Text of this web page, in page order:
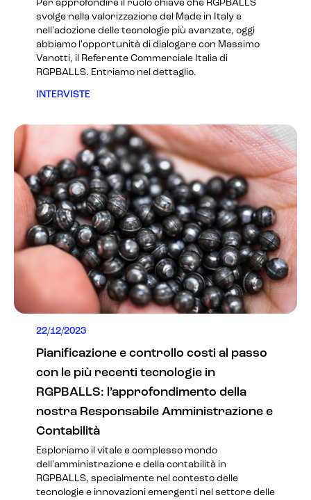
Per approfondire il ruolo chiave che RGPBALLS
svolge nella valorizzazione del Made in Italy e
nell'adozione delle tecnologie più avanzate, oggi
abbiamo l'opportunità di dialogare con Massimo
Vanotti, il Referente Commerciale Italia di
RGPBALLS. Entriamo nel dettaglio.
INTERVISTE
22/12/2023
Pianificazione e controllo costi al passo
con le più recenti tecnologie in
RGPBALLS: l’approfondimento della
nostra Responsabile Amministrazione e
Contabilità
Esploriamo il vitale e complesso mondo
dell'amministrazione e della contabilità in
RGPBALLS, specialmente nel contesto delle
tecnologie e innovazioni emergenti nel settore delle